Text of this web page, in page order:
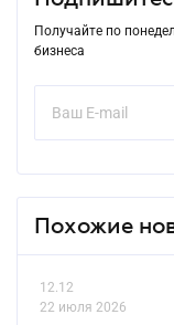
Получайте по
бизнеса
Похожие
12.12
22 июля 2026